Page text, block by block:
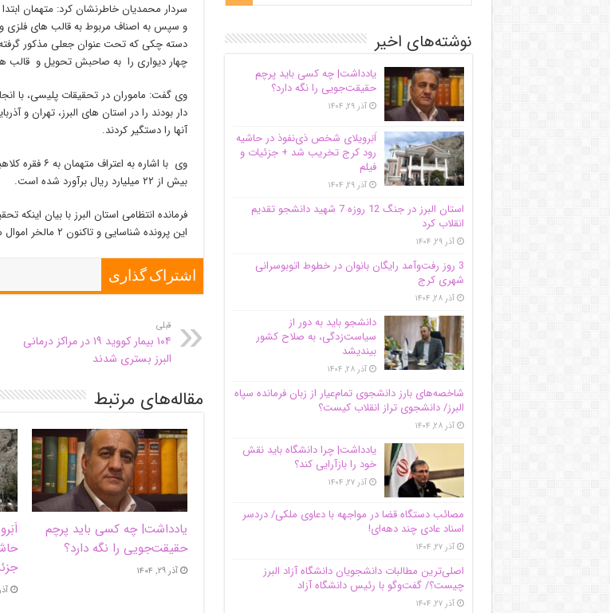
سردار محمدیان خاطرنشان کرد: متهمان
و سپس به اصناف مربوط به قالب های فلزی و
دسته چکی که تحت عنوان جعلی مذکور گرفته
چهار دیواری را به صاحبش تحویل و قالب
وی گفت: ماموران در تحقیقات پلیسی، با
دار بودند را در استان های البرز، تهران و
آنها را دستگیر کردند.
وی با اشاره
بیش از ۲۲ میلیارد ریال برآورد شده است.
فرمانده انتظامی استان البرز با بیان اینکه
این پرونده شناسایی و تاکنون ۲ مالخر اموال مسروقه در این زمینه دستگیر شده اند.
اشتراک گذاری
قبلی
۱۰۴ بیمار کووید ۱۹ در مراکز درمانی
البرز بستری شدند
مقاله‌های مرتبط
یادداشت| ‌چه کسی باید پرچم
حقیقت‌جویی را نگه دارد؟
آذر ۲۹, ۱۴۰۴
آذر
نوشته‌های اخیر
یادداشت| ‌چه کسی باید پرچم
حقیقت‌جویی را نگه دارد؟
آذر ۲۹, ۱۴۰۴
اَبَر‌ویلای شخص ذی‌نفوذ در حاشیه‌
رود کرج تخریب شد + جزئیات و
فیلم
آذر ۲۹, ۱۴۰۴
استان البرز در جنگ 12 روزه 7 شهید دانشجو تقدیم
انقلاب کرد
آذر ۲۹, ۱۴۰۴
3 روز رفت‌وآمد رایگان بانوان در خطوط اتوبوسرانی
شهری کرج
آذر ۲۸, ۱۴۰۴
دانشجو باید به دور از
سیاست‌زدگی، به صلاح کشور
بیندیشد
آذر ۲۸, ۱۴۰۴
شاخصه‌های بارز دانشجوی تمام‌عیار از زبان فرمانده سپاه
البرز/ دانشجوی تراز انقلاب کیست؟
آذر ۲۸, ۱۴۰۴
یادداشت| چرا دانشگاه باید نقش
خود را بازآرایی کند؟
آذر ۲۷, ۱۴۰۴
مصائب دستگاه قضا در مواجهه با دعاوی ملکی/ دردسر
اسناد عادی چند‌ دهه‌ای!
آذر ۲۷, ۱۴۰۴
اصلی‌ترین مطالبات دانشجویان دانشگاه آزاد البرز
چیست؟/ گفت‌وگو با رئیس دانشگاه آز‌اد
آذر ۲۷, ۱۴۰۴